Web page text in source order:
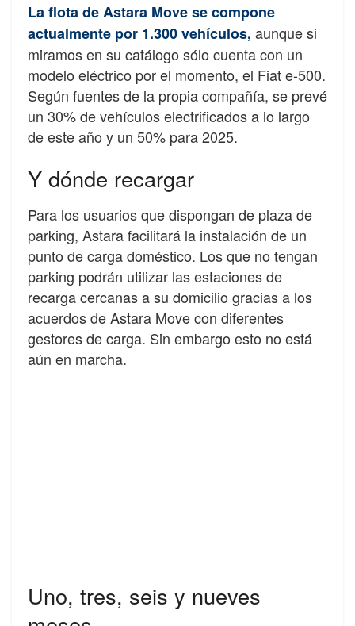
La flota de Astara Move se compone
actualmente por 1.300 vehículos, aunque si
miramos en su catálogo sólo cuenta con un
modelo eléctrico por el momento, el Fiat e-500.
Según fuentes de la propia compañía, se prevé
un 30% de vehículos electrificados a lo largo
de este año y un 50% para 2025.
Y dónde recargar
Para los usuarios que dispongan de plaza de
parking, Astara facilitará la instalación de un
punto de carga doméstico. Los que no tengan
parking podrán utilizar las estaciones de
recarga cercanas a su domicilio gracias a los
acuerdos de Astara Move con diferentes
gestores de carga. Sin embargo esto no está
aún en marcha.
Uno, tres, seis y nueves